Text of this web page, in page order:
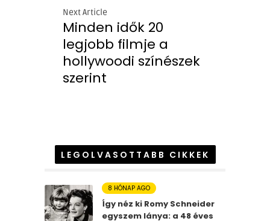
Next Article
Minden idők 20
legjobb filmje a
hollywoodi színészek
szerint
LEGOLVASOTTABB CIKKEK
8 HÓNAP AGO
Így néz ki Romy Schneider
egyszem lánya: a 48 éves